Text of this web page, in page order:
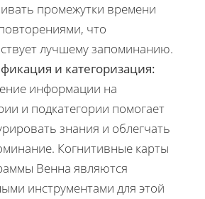
промежутки времени
что
лучшему запоминанию.
и категоризация:
информации на
и подкатегории помогает
знания и облегчать
Когнитивные карты
Венна являются
инструментами для этой